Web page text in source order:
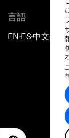
言語
EN ▪ES▪中文▪ 日
プ